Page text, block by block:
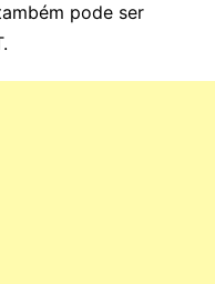
pode ser